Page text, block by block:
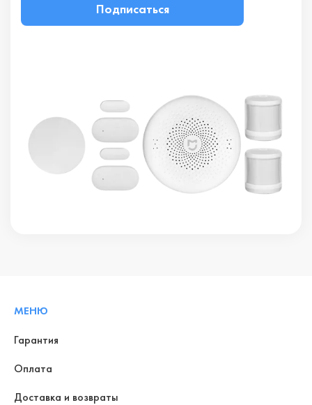
Подписаться
МЕНЮ
Гарантия
Оплата
Доставка и возвраты